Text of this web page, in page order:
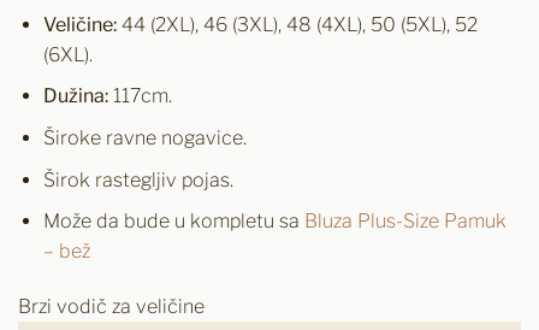
Veličine:44 (2XL), 46 (3XL), 48 (4XL), 50 (5XL), 52
(6XL).
Dužina:117cm.
Široke ravne nogavice.
Širok rastegljiv pojas.
Može da bude u kompletu sa Bluza Plus-Size Pamuk
– bež
Brzi vodič za veličine